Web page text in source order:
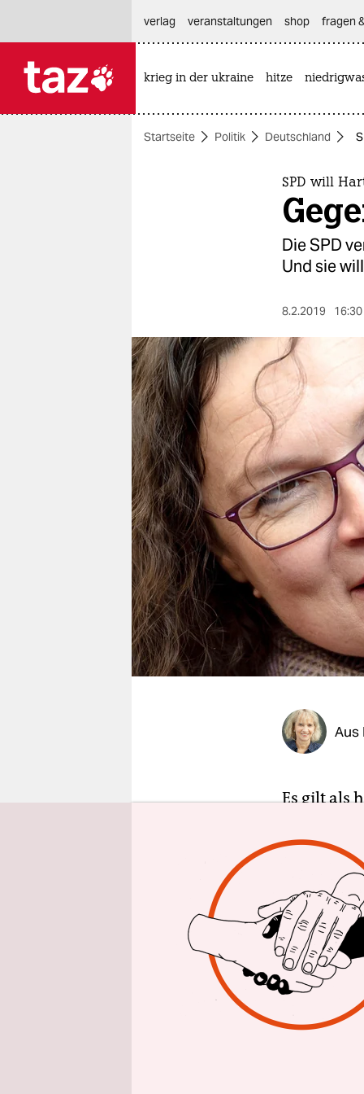
themen
berlin
nord
wahrheit
verlag
verlag
veranstaltungen
shop
fragen & hilfe
unterstützen
abo
verlag
veranstaltungen shop fragen
krieg in der ukraine hitze
Startseite Politik Deutschland
SPD will
Die SPD
Und sie
8.2.2019
Aus
Es gilt als
Abstieg
Revision,
„Wir
Nahles im
dem
Die
bannen